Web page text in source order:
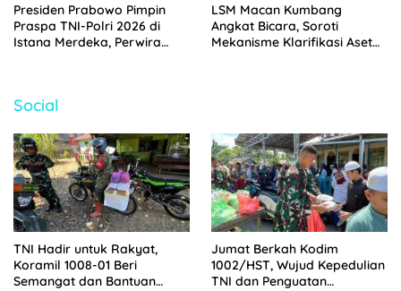
Presiden Prabowo Pimpin
Praspa TNI-Polri 2026 di
Istana Merdeka, Perwira
LSM Macan Kumbang
Angkat Bicara, Soroti
Mekanisme Klarifikasi Aset
Social
TNI Hadir untuk Rakyat,
Koramil 1008-01 Beri
Semangat dan Bantuan
Jumat Berkah Kodim
1002/HST, Wujud Kepedulian
TNI dan Penguatan